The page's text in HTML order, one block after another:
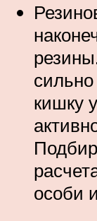
кишку
особи